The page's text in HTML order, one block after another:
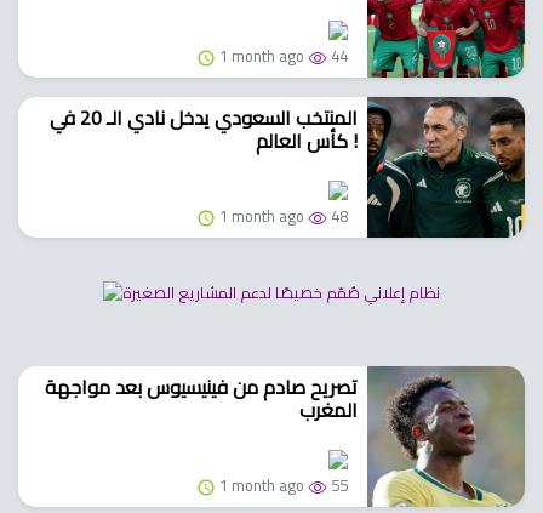
1 month ago 44
المنتخب السعودي يدخل نادي الـ 20 في
كأس العالم !
1 month ago 48
تصريح صادم من فينيسيوس بعد مواجهة
المغرب
1 month ago 55